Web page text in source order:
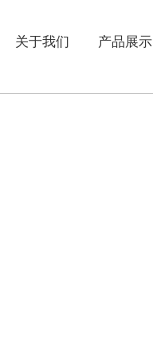
关于我们 产品展示